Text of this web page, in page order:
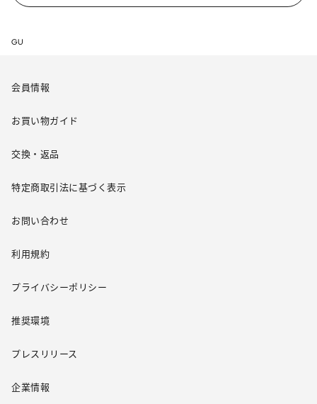
GU
会員情報
お買い物ガイド
交換・返品
特定商取引法に基づく表示
お問い合わせ
利用規約
プライバシーポリシー
推奨環境
プレスリリース
企業情報